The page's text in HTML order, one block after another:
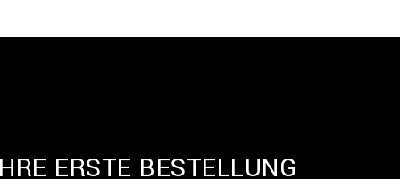
ERSTE BESTELLUNG